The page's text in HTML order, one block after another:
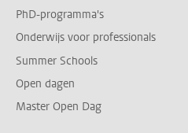
PhD-programma's
Onderwijs voor professionals
Summer Schools
Open dagen
Master Open Dag